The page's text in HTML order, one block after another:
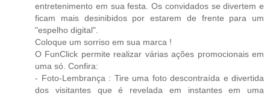
entretenimento em sua festa. Os convidados se divertem e
ficam mais desinibidos por estarem de frente para um
"espelho digital".
Coloque um sorriso em sua marca !
O FunClick permite realizar várias ações promocionais em
uma só. Confira:
- Foto-Lembrança : Tire uma foto descontraída e divertida
dos visitantes que é revelada em instantes em uma